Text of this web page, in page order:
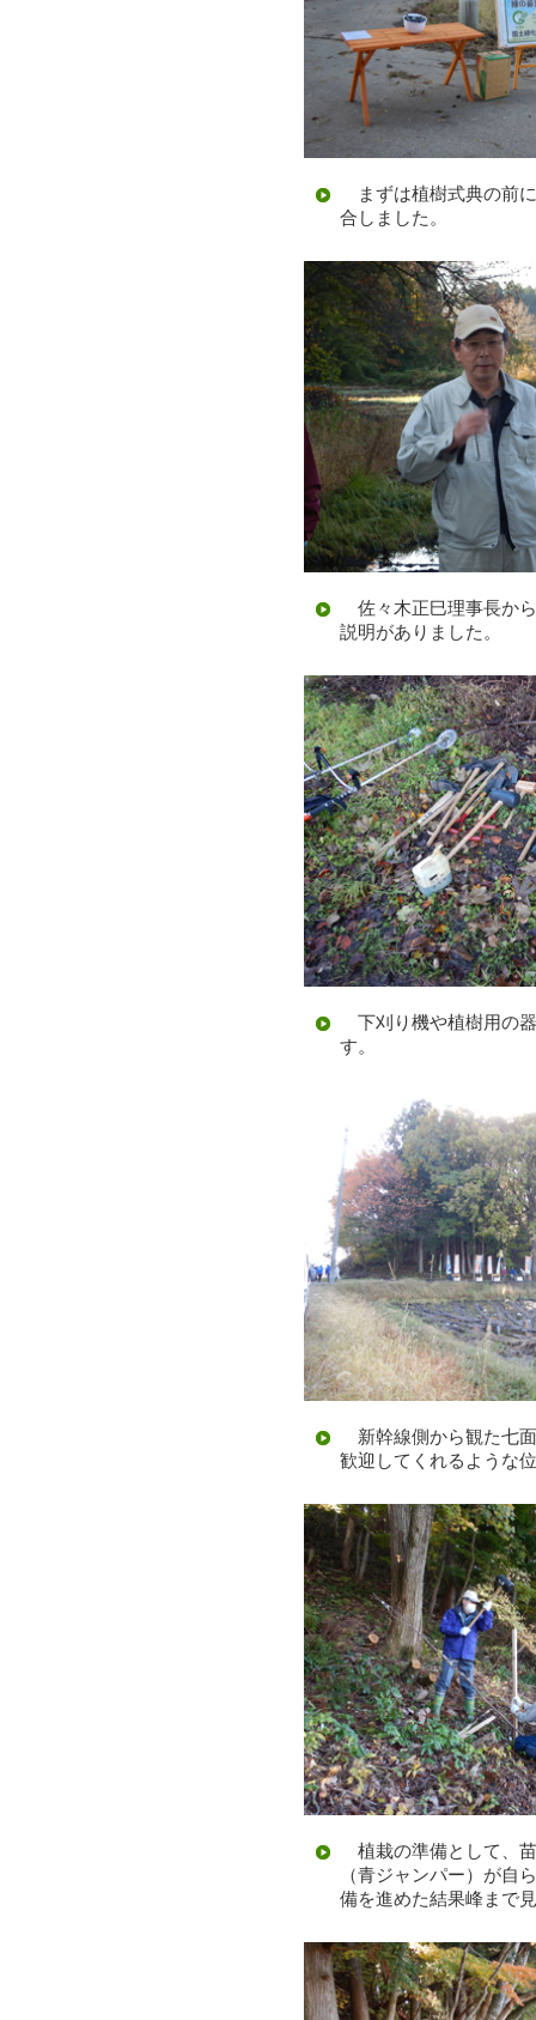
まずは植樹式典の前
合しました。
佐々木正巳理事長か
説明がありました。
下刈り機や植樹用の
す。
新幹線側から観た七
歓迎してくれるような
植栽の準備として、
（青ジャンパー）が自
備を進めた結果峰まで